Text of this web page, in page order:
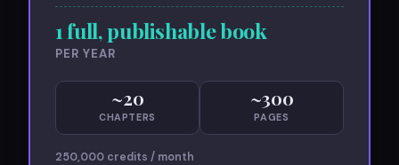
1 full, publishable book
PER YEAR
~20
CHAPTERS
~300
PAGES
250,000 credits / month